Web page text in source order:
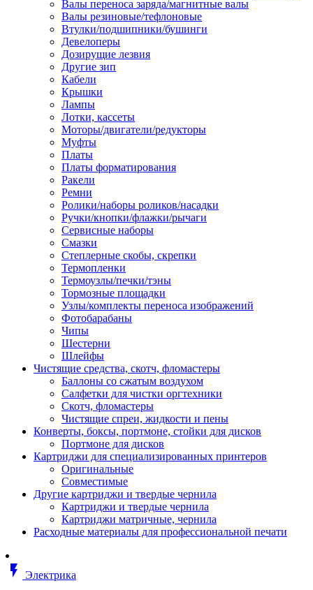
Наконечник-гильза для медных
проводников
Пружина постоянного давления
Сжим ответвительный,
Ящик для хранения инструмента и
Анкер болтовой
Болт анкерный
Болт с т-образной головкой
Болт с шестигранной головкой
Винт с кольцом
Гайка длинная
Гайка скользящая
Гайка стопорная
Лента монтажная
Основание монтажное для
стяжек и элементов
Растворитель
Саморез
Саморез по дереву
Скоба такелажная, шакл
Стержень резьбовой
Хомут резьбовой u-образной
(стремянка)
Шайба
Шпилька резьбовая
Валы переноса заряда/магнитные валы
Валы резиновые/тефлоновые
Втулки/подшипники/бушинги
Девелоперы
Дозирущие лезвия
Другие зип
Кабели
Крышки
Лампы
Лотки, кассеты
Моторы/двигатели/редукторы
Муфты
Платы
Платы форматирования
Ракели
Ремни
Ролики/наборы роликов/насадки
Ручки/кнопки/флажки/рычаги
Сервисные наборы
Смазки
Степлерные скобы, скрепки
Термопленки
Термоузлы/печки/тэны
Тормозные площадки
Узлы/комплекты переноса изображений
Фотобарабаны
Чипы
Шестерни
Шлейфы
Чистящие средства, скотч, фломастеры
Баллоны со сжатым воздухом
Салфетки для чистки оргтехники
Скотч, фломастеры
Чистящие спреи, жидкости и пены
Конверты, боксы, портмоне, стойки для дисков
Портмоне для дисков
Картриджи для специализированных принтеров
Оригинальные
Совместимые
Другие картриджи и твердые чернила
Картриджи и твердые чернила
Картриджи матричные, чернила
Расходные материалы для профессиональной печати
flash_on
Электрика